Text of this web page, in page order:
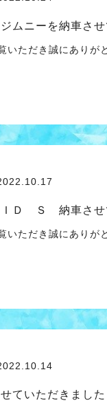
ムニーを納車させ
いただき誠にありが
Ｄ Ｓ 納車させ
いただき誠にありが
ていただきました